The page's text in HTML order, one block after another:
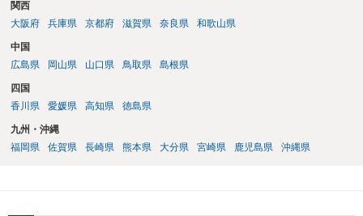
関西
大阪府
兵庫県 京都府 滋賀県 奈良県 和歌山県
中国
広島県
岡山県 山口県 鳥取県 島根県
四国
香川県
愛媛県 高知県 徳島県
九州・沖縄
福岡県
佐賀県 長崎県 熊本県 大分県 宮崎県 鹿児島県 沖縄県